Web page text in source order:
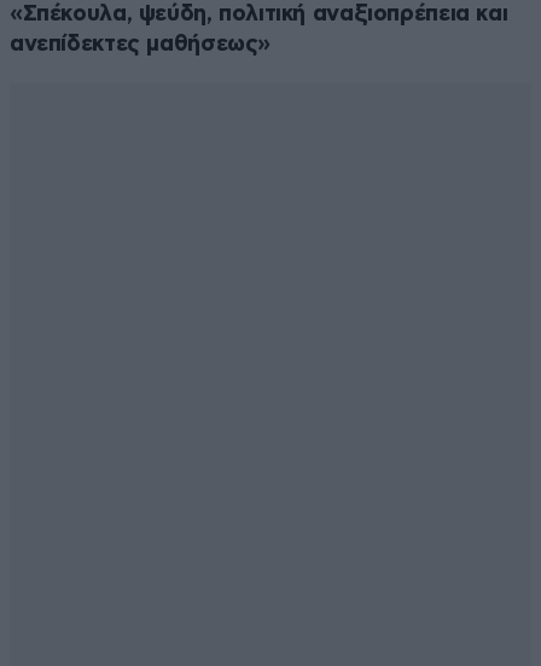
«Σπέκουλα, ψεύδη, πολιτική αναξιοπρέπεια και
ανεπίδεκτες μαθήσεως»